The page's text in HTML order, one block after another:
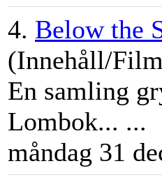
4. Below the
(Innehåll/
En samling
Lombok... ...
måndag 31